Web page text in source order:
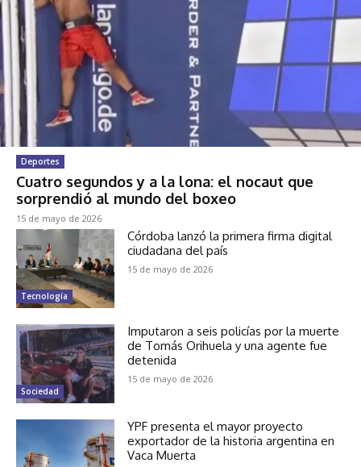
Deportes
Cuatro segundos y a la lona: el nocaut que
sorprendió al mundo del boxeo
15 de mayo de 2026
Tecnología
Córdoba lanzó la primera firma digital
ciudadana del país
15 de mayo de 2026
Sociedad
Imputaron a seis policías por la muerte
de Tomás Orihuela y una agente fue
detenida
15 de mayo de 2026
YPF presenta el mayor proyecto
exportador de la historia argentina en
Vaca Muerta